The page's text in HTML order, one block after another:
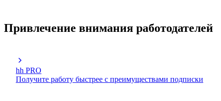
Привлечение внимания работодателей
hh PRO
Получите работу быстрее с преимуществами подписки